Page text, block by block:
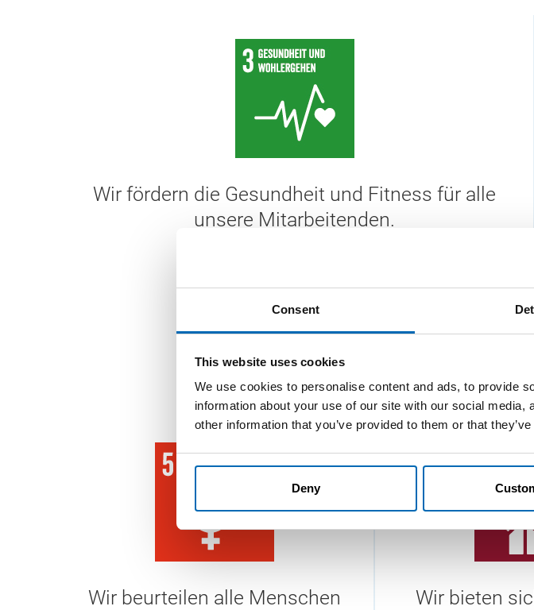
Consent
This website uses cookies
We use cookies to personalise content and ads, to provide
information about your use of our site with our social
other information that you’ve provided to them or that
Deny
Wir fördern die Gesundheit und Fitness für alle
unsere Mitarbeitenden.
Wir beurteilen alle Menschen
Wir bieten